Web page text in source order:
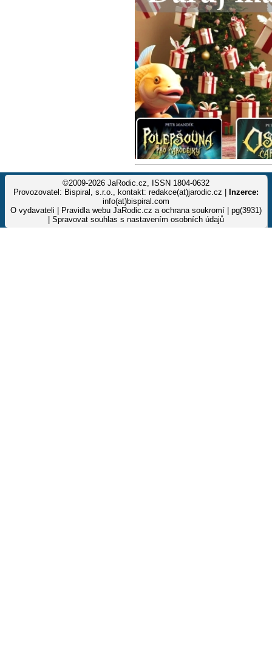
©2009-2026 JaRodic.cz, ISSN 1804-0632
Provozovatel: Bispiral, s.r.o., kontakt: redakce(at)jarodic.cz |
Inzerce:
info(at)bispiral.com
O vydavateli
Pravidla webu JaRodic.cz a ochrana soukromí | pg(3931)
Spravovat souhlas s nastavením osobních údajů